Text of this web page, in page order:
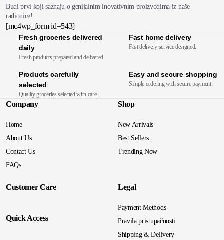
Budi prvi koji saznaju o genijalnim inovativnim proizvodima iz naše
radionice!
[mc4wp_form id=543]
Fresh groceries delivered
daily
Fresh products prepared and delivered
Fast home delivery
Fast delivery service designed.
Products carefully
selected
Quality groceries selected with care.
Easy and secure shopping
Simple ordering with secure payment.
Company
Home
About Us
Contact Us
FAQs
Shop
New Arrivals
Best Sellers
Trending Now
Customer Care
Quick Access
Legal
Payment Methods
Pravila pristupačnosti
Shipping & Delivery